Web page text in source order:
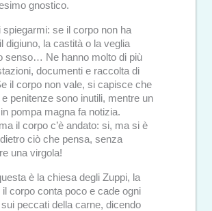
gnostico.
spiegarmi: se il corpo non ha
digiuno, la castità o la veglia
senso… Ne hanno molto di più
documenti e raccolta di
il corpo non vale, si capisce che
penitenze sono inutili, mentre un
pompa magna fa notizia.
il corpo c’è andato: si, ma si è
ciò che pensa, senza
una virgola!
è la chiesa degli Zuppi, la
il corpo conta poco e cade ogni
peccati della carne, dicendo